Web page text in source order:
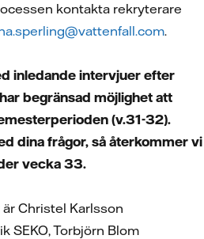
kontakta rekryterare
.
inledande intervjuer efter
begränsad möjlighet att
(v.31-32).
dina frågor, så återkommer vi
vecka 33.
är Christel Karlsson
SEKO, Torbjörn Blom